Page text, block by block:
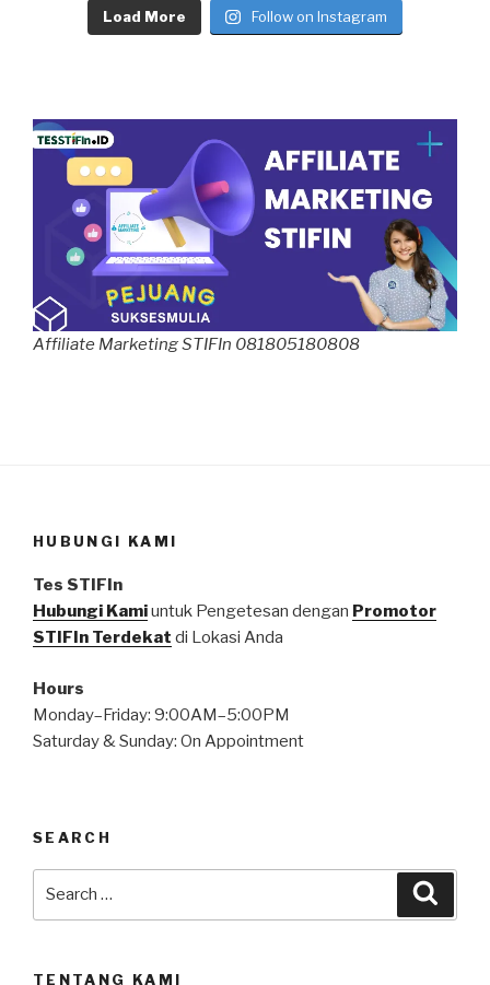
Load More Follow on Instagram
Affiliate Marketing STIFIn 081805180808
HUBUNGI KAMI
Tes STIFIn
Hubungi Kamiuntuk Pengetesan dengan Promotor
STIFIn Terdekat di Lokasi Anda
Hours
Monday–Friday: 9:00AM–5:00PM
Saturday & Sunday: On Appointment
SEARCH
TENTANG KAMI